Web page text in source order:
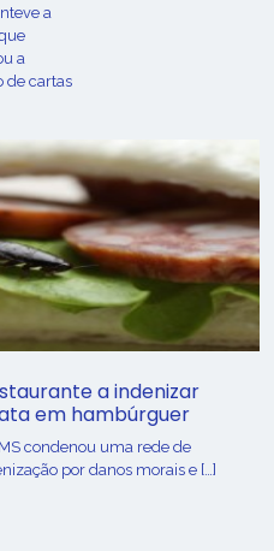
a
a
de cartas
a indenizar
em hambúrguer
condenou uma rede de
por danos morais e […]